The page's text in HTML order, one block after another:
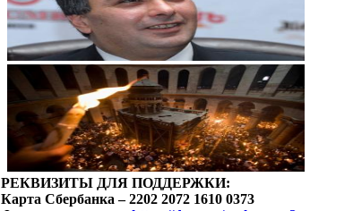
РЕКВИЗИТЫ ДЛЯ ПОДДЕРЖКИ:
Карта Сбербанка – 2202 2072 1610 0373